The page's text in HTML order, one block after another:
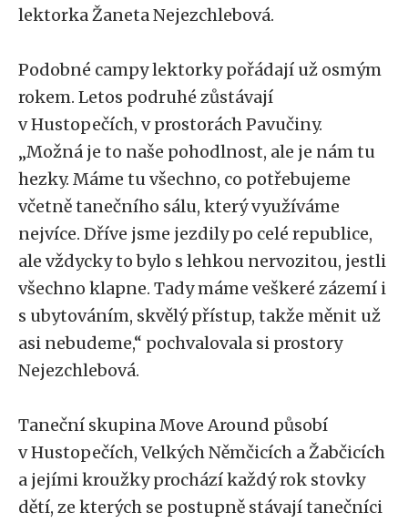
lektorka Žaneta Nejezchlebová.
Podobné campy lektorky pořádají už osmým
rokem. Letos podruhé zůstávají
v Hustopečích, v prostorách Pavučiny.
„Možná je to naše pohodlnost, ale je nám tu
hezky. Máme tu všechno, co potřebujeme
včetně tanečního sálu, který využíváme
nejvíce. Dříve jsme jezdily po celé republice,
ale vždycky to bylo s lehkou nervozitou, jestli
všechno klapne. Tady máme veškeré zázemí i
s ubytováním, skvělý přístup, takže měnit už
asi nebudeme,“ pochvalovala si prostory
Nejezchlebová.
Taneční skupina Move Around působí
v Hustopečích, Velkých Němčicích a Žabčicích
a jejími kroužky prochází každý rok stovky
dětí, ze kterých se postupně stávají tanečníci